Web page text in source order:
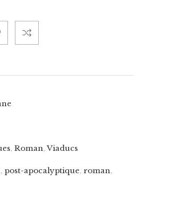
,Roman,Viaducs
,post-apocalyptique,roman,